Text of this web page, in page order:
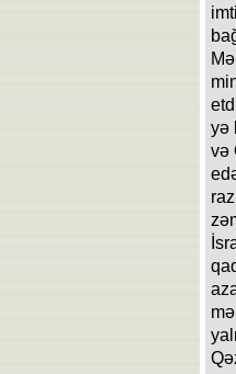
yə
və